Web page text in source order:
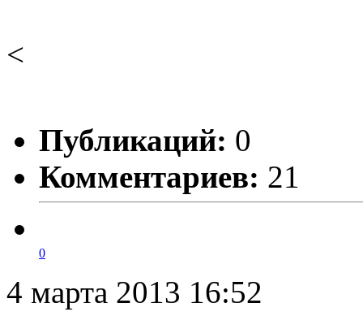
<
Публикаций: 0
Комментариев: 21
0
4 марта 2013 16:52